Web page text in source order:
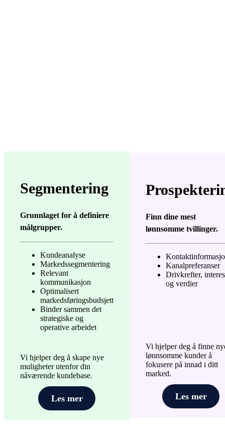
Segmentering
Grunnlaget for å definiere
målgrupper.
Kundeanalyse
Markedssegmentering
Relevant
kommunikasjon
Optimalisert
markedsføringsbudsjett
Binder sammen det
strategiske og
operative arbeidet
Vi hjelper deg å skape nye
muligheter utenfor din
nåværende kundebase.
Les mer
Finn dine mest
lønnsomme tvillinger.
Kanalpreferanser
Drivkrefter,
og verdier
Vi hjelper deg å finne
lønnsomme kunder å
fokusere på innad i ditt
marked.
Les mer